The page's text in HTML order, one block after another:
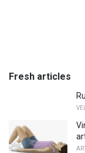
Fresh articles